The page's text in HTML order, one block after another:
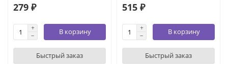
279 ₽
В корзину
Быстрый заказ
515 ₽
В корзину
Быстрый заказ